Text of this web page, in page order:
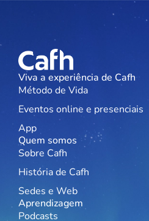
Viva a experiência de Cafh
Método de Vida
Eventos online e presenciais
App
Quem somos
Sobre Cafh
História de Cafh
Sedes e Web
Aprendizagem
Podcasts